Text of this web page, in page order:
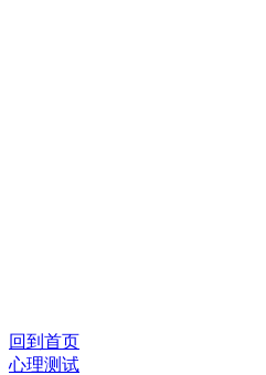
回到首页
心理测试